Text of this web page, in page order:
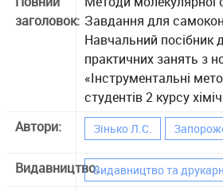
заголовок: Завдання для
Навчальний посібник
практичних занять з
«Інструментальні
студентів 2 курсу
Автори:
Зінько Л.С.
Видавництво:Видавництво та